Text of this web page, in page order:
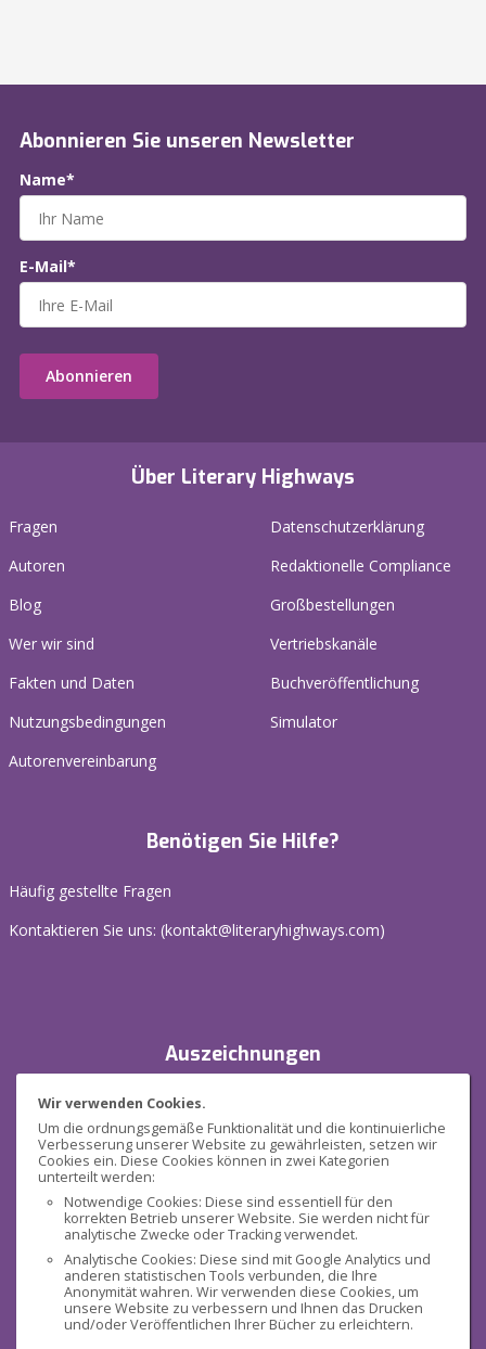
Wir verwenden Cookies.
Um die ordnungsgemäße Funktionalität und die kontinuierliche
Verbesserung unserer Website zu gewährleisten, setzen wir
Cookies ein. Diese Cookies können in zwei Kategorien
unterteilt werden:
Notwendige Cookies: Diese sind essentiell für den
korrekten Betrieb unserer Website. Sie werden nicht für
analytische Zwecke oder Tracking verwendet.
Analytische Cookies: Diese sind mit Google Analytics und
anderen statistischen Tools verbunden, die Ihre
Anonymität wahren. Wir verwenden diese Cookies, um
unsere Website zu verbessern und Ihnen das Drucken
und/oder Veröffentlichen Ihrer Bücher zu erleichtern.
Über Literary Highways
Fragen
Autoren
Blog
Wer wir sind
Fakten und Daten
Nutzungsbedingungen
Autorenvereinbarung
Datenschutzerklärung
Redaktionelle Compliance
Großbestellungen
Vertriebskanäle
Buchveröffentlichung
Simulator
Benötigen Sie Hilfe?
Häufig gestellte Fragen
Kontaktieren Sie uns: (kontakt@literaryhighways.com)
Auszeichnungen
Sicherheit
Abonnieren Sie unseren Newsletter
Name*
E-Mail*
Abonnieren